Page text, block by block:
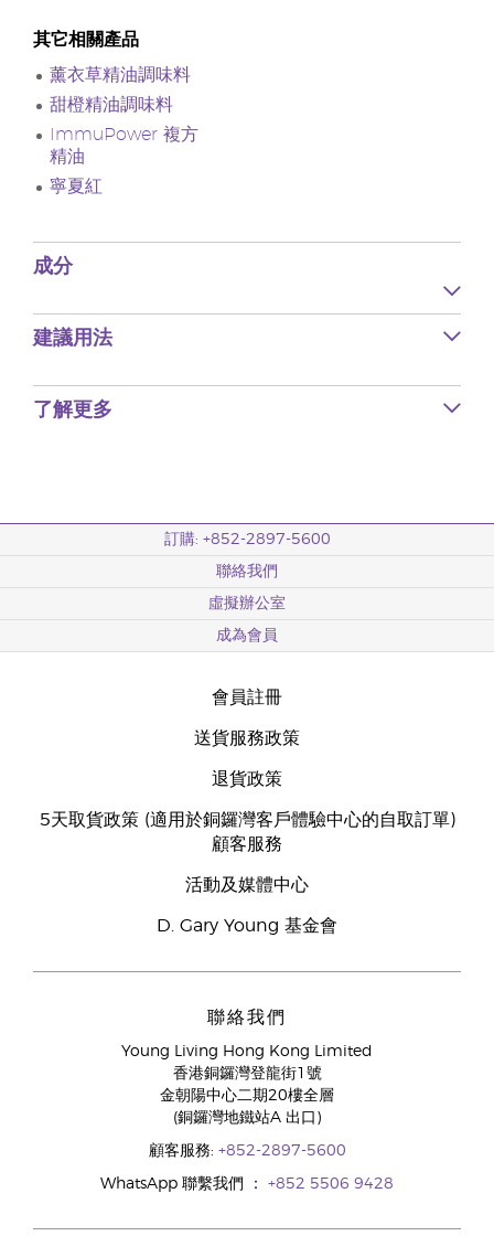
其它相關產品
薰衣草精油調味料
甜橙精油調味料
ImmuPower 複方
精油
寧夏紅
成分
建議用法
了解更多
訂購: +852-2897-5600
聯絡我們
虛擬辦公室
成為會員
會員註冊
送貨服務政策
退貨政策
5天取貨政策 (適用於銅鑼灣客戶體驗中心的自取訂單)
顧客服務
活動及媒體中心
D. Gary Young 基金會
聯絡我們
Young Living Hong Kong Limited
香港銅鑼灣登龍街1號
金朝陽中心二期20樓全層
(銅鑼灣地鐵站A 出口)
顧客服務: +852-2897-5600
WhatsApp 聯繫我們 ： +852 5506 9428